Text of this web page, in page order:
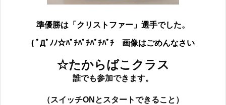
準優勝は「クリストファー」 選手でした。
( ﾟДﾟﾉﾉ☆ﾊﾟﾁﾊﾟﾁﾊﾟﾁﾊﾟﾁ 画像はごめんなさい
☆たからばこクラス
誰でも参加できます。
（スイッチONとスタートできること）